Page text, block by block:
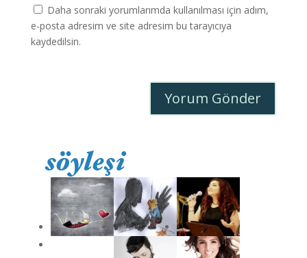
Daha sonraki yorumlarımda kullanılması için adım,
e-posta adresim ve site adresim bu tarayıcıya
kaydedilsin.